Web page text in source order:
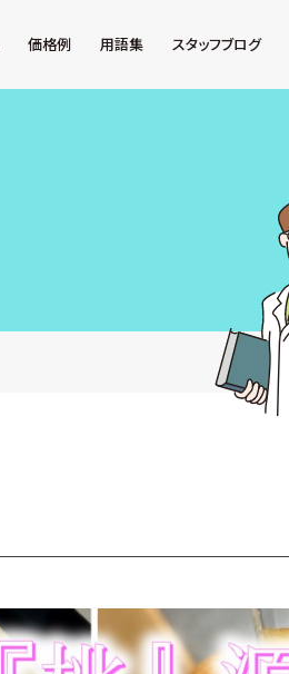
価格例 用語集 スタッフブログ